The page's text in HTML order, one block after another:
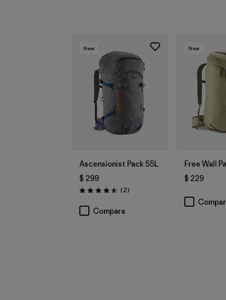
New
Ascensionist Pack 55L
$ 299
Valoración: 4.5 / 5
(2Comentarios
)
Compara
New
Free Wall
$ 229